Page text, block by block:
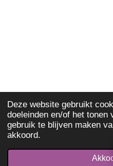
Deze website gebruikt
doeleinden en/of het tonen
gebruik te blijven maken
akkoord.